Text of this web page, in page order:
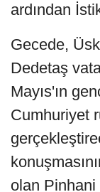
ardından
Gecede,
Dedetaş
Mayıs'ın
Cumhuriyet
olan